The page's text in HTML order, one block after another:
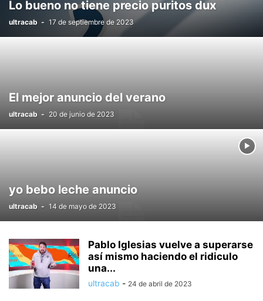
Lo bueno no tiene precio puritos dux
ultracab - 17 de septiembre de 2023
El mejor anuncio del verano
ultracab - 20 de junio de 2023
yo bebo leche anuncio
ultracab - 14 de mayo de 2023
Pablo Iglesias vuelve a superarse
así mismo haciendo el ridiculo
una...
ultracab - 24 de abril de 2023